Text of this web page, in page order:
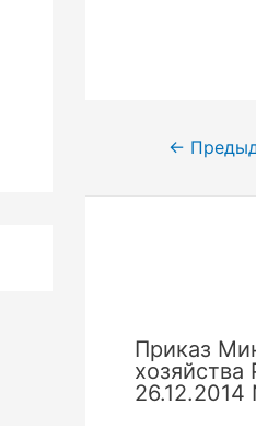
Навигация
←
Приказ